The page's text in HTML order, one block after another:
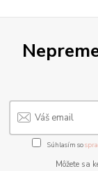
Súhlasím so
Môžete sa